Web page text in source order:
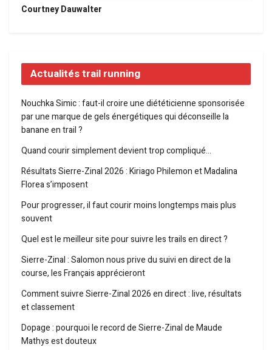
Courtney Dauwalter
Actualités trail running
Nouchka Simic : faut-il croire une diététicienne sponsorisée
par une marque de gels énergétiques qui déconseille la
banane en trail ?
Quand courir simplement devient trop compliqué…
Résultats Sierre-Zinal 2026 : Kiriago Philemon et Madalina
Florea s’imposent
Pour progresser, il faut courir moins longtemps mais plus
souvent
Quel est le meilleur site pour suivre les trails en direct ?
Sierre-Zinal : Salomon nous prive du suivi en direct de la
course, les Français apprécieront
Comment suivre Sierre-Zinal 2026 en direct : live, résultats
et classement
Dopage : pourquoi le record de Sierre-Zinal de Maude
Mathys est douteux